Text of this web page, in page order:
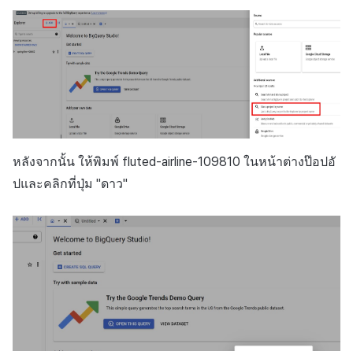
หลังจากนั้น ให้พิมพ์ fluted-airline-109810 ในหน้าต่างป๊อปอั
ปและคลิกที่ปุ่ม "ดาว"